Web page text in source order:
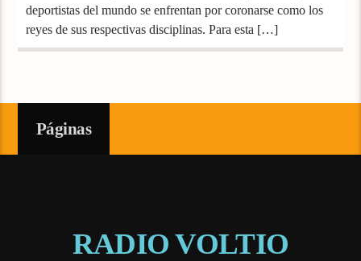
deportistas del mundo se enfrentan por coronarse como los
reyes de sus respectivas disciplinas. Para esta […]
Páginas
RADIO VOLTIO